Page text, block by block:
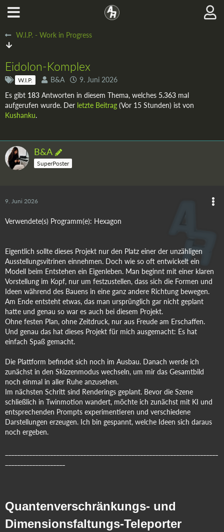
W.I.P. - Work in Progress
Eidolon-Komplex
W.I.P. B&A
9. Juni 2026
Es gibt 183 Antworten in diesem Thema, welches 5.363 mal
aufgerufen wurde. Der letzte Beitrag (Vor 15 Stunden) ist von
Kushanku.
B&A
SuperPoster
9. Juni 2026
Verwendete(s) Programm(e): Hexagon
Eigentlich sollte dieses Projekt nur den Platz einer der unzähligen
Ausstellungsvitrinen einnehmen. Doch wie so oft entwickelt ein
Modell beim Entstehen ein Eigenleben. Man beginnt mit einer klaren
Vorstellung im Kopf, nur um festzustellen, dass sich die Formen und
Ideen während des Bauens in eine ganz andere Richtung bewegen.
Am Ende entsteht etwas, das man ursprünglich gar nicht geplant
hatte und genau so war es auch bei diesem Projekt.
Ohne festen Plan, ohne Zeitdruck, nur aus Freude am Erschaffen.
Und genau das hat dieses Projekt für mich ausgemacht: Es hat
einfach Spaß gemacht.
Die Plattform befindet sich noch im Ausbau. Danach werde ich
zunächst in den Skizzenmodus wechseln, um mir das Gesamtbild
noch einmal in aller Ruhe anzusehen.
Im nächsten Schritt sind Renderings geplant. Bevor die Szene
schließlich in Twinmotion wandert, möchte ich zunächst mit KI und
entsprechenden Prompts experimentieren und verschiedene
Darstellungen erzeugen. Ich bin gespannt, welche Ideen sich daraus
noch ergeben.
Quantenverschränkungs- und
Dimensionsfaltungs-Teleporter